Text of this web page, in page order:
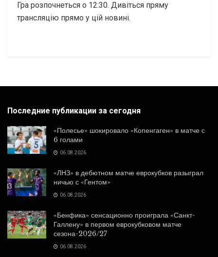
Гра розпочнеться о 12:30. Дивіться пряму
трансляцію прямо у цій новині.
Последние публикации за сегодня
«Полесье» шокировало «Копенгаген» в матче с
6 голами
06.08.2026
«ЛНЗ» в дебютном матче еврокубков разыграл
ничью с «Гентом»
06.08.2026
«Бенфика» сенсационно проиграла «Санкт-
Галлену» в первом еврокубковом матче
сезона-2026/27
06.08.2026